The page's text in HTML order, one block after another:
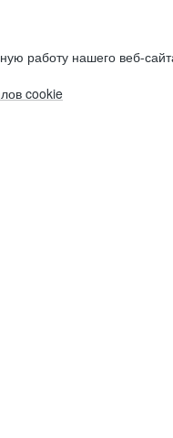
работу нашего веб-
cookie